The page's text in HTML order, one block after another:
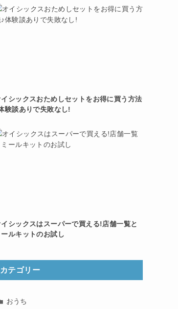
シックスおためしセットをお得に買う方法
験談ありで失敗なし!
シックスはスーパーで買える!店舗一覧と
ールキットのお試し
カテゴリー
おうち